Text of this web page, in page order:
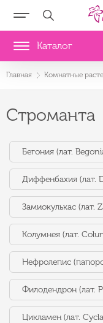
Каталог
Главная Комнатные
Строманта
Бегония (лат.
Диффенбахия (лат.
Замиокулькас (лат.
Колумнея (лат.
Нефролепис
Филодендрон (лат.
Цикламен (лат.